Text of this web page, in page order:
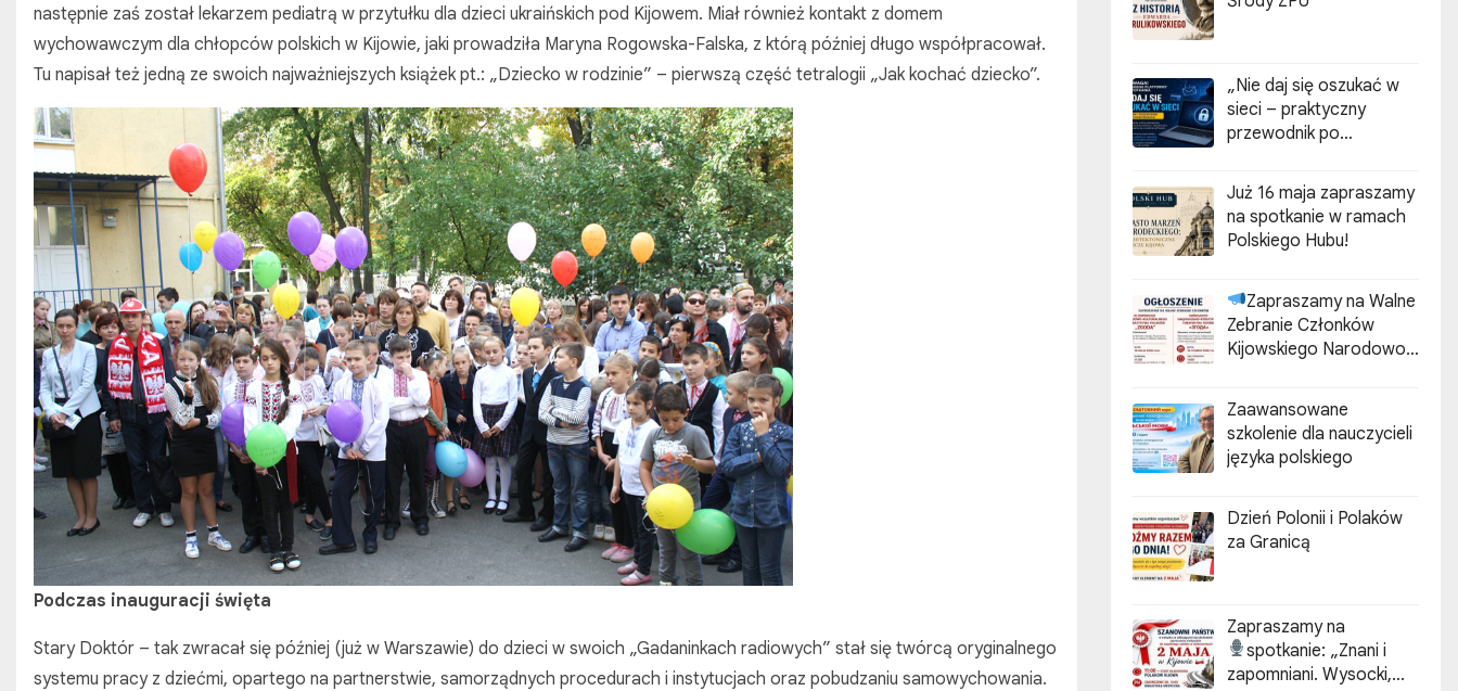
następnie zaś został lekarzem pediatrą w przytułku dla dzieci ukraińskich pod Kijowem. Miał również kontakt z domem
wychowawczym dla chłopców polskich w Kijowie, jaki prowadziła Maryna Rogowska-Falska, z którą później długo współpracował.
Tu napisał też jedną ze swoich najważniejszych książek pt.: „Dziecko w rodzinie” – pierwszą część tetralogii „Jak kochać dziecko”.
Podczas inauguracji święta
Stary Doktór – tak zwracał się później (już w Warszawie) do dzieci w swoich „Gadaninkach radiowych” stał się twórcą oryginalnego
systemu pracy z dziećmi, opartego na partnerstwie, samorządnych procedurach i instytucjach oraz pobudzaniu samowychowania.
„Nie daj się oszukać w
sieci – praktyczny
przewodnik po
Już 16 maja zapraszamy
na spotkanie w ramach
Polskiego Hubu!
Zapraszamy na Walne
Zebranie Członków
Kijowskiego Narodowo-
Stowarzyszenia Polaków
„ZGODA”
Zaawansowane
szkolenie dla nauczycieli
języka polskiego
Dzień Polonii i Polaków
za Granicą
Zapraszamy na
spotkanie: „Znani i
zapomniani. Wysocki,